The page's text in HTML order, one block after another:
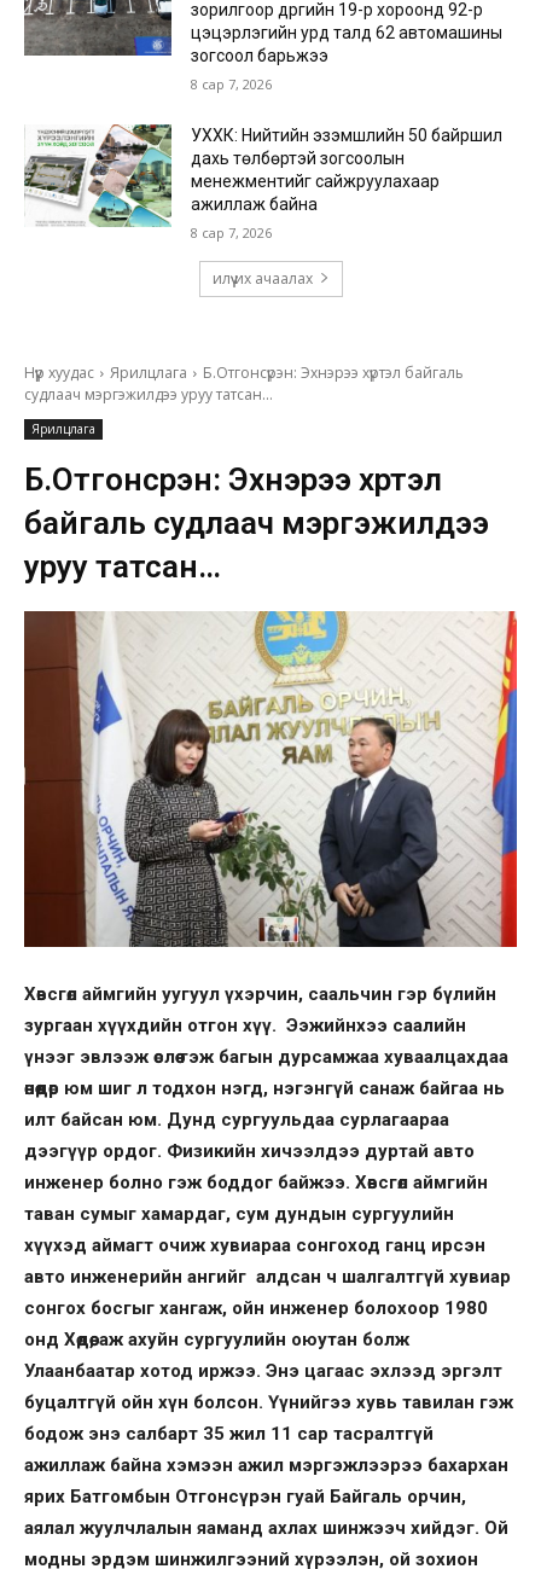
зорилгоор дүүргийн 19-р хороонд 92-р
цэцэрлэгийн урд талд 62 автомашины
зогсоол барьжээ
8 сар 7, 2026
УХХК: Нийтийн эзэмшлийн 50 байршил
дахь төлбөртэй зогсоолын
менежментийг сайжруулахаар
ажиллаж байна
8 сар 7, 2026
илүү их ачаалах